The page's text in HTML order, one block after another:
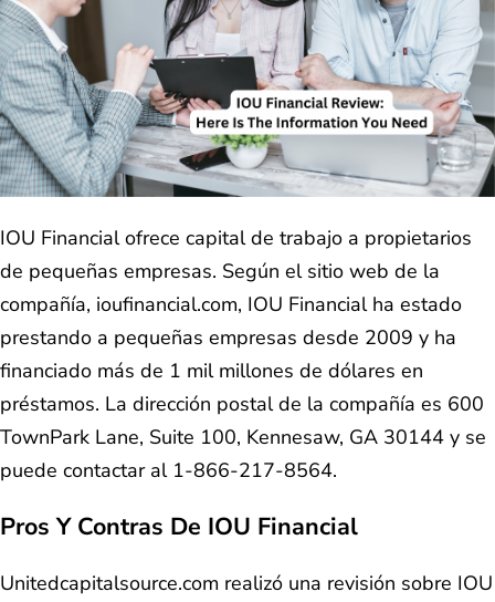
IOU Financial ofrece capital de trabajo a propietarios
de pequeñas empresas. Según el sitio web de la
compañía, ioufinancial.com, IOU Financial ha estado
prestando a pequeñas empresas desde 2009 y ha
financiado más de 1 mil millones de dólares en
préstamos. La dirección postal de la compañía es 600
TownPark Lane, Suite 100, Kennesaw, GA 30144 y se
puede contactar al 1-866-217-8564.
Pros Y Contras De IOU Financial
Unitedcapitalsource.com realizó una revisión sobre IOU